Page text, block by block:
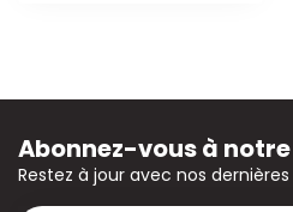
Abonnez-vous à
Restez à jour avec nos